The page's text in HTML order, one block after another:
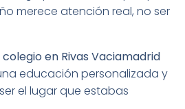
merece atención real, no ser
colegio en Rivas Vaciamadrid
educación personalizada y
el lugar que estabas